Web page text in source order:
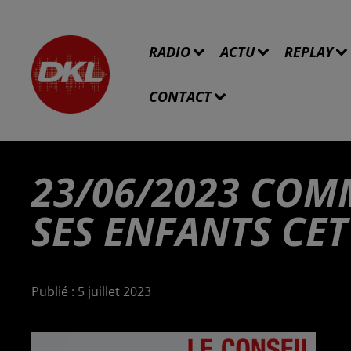
RADIO ACTU REPLAY
CONTACT
23/06/2023
SES ENFANTS
Publié : 5 juillet 2023